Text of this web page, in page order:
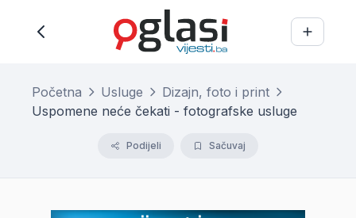
Početna Usluge
Dizajn, foto i print
Uspomene neće čekati - fotografske usluge
Podijeli Sačuvaj